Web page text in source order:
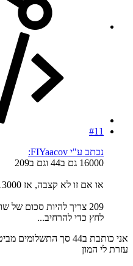
#11
נכתב ע"י FIYaacov:
16000 גם ב44 וגם ב209
או אם זו לא קצבה, אז 13000 בשורה 44, 3000 בשורה 45
209 צריך להיות סכום של שורות 41-45
לחץ כדי להרחיב...
אני כותבת ב44 סך התשלומים מביטוח לאומי ברוטו נכון ?
עזרת לי המון